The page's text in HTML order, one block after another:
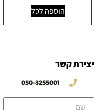
הוספה לסל
יצירת קשר
050-8255001